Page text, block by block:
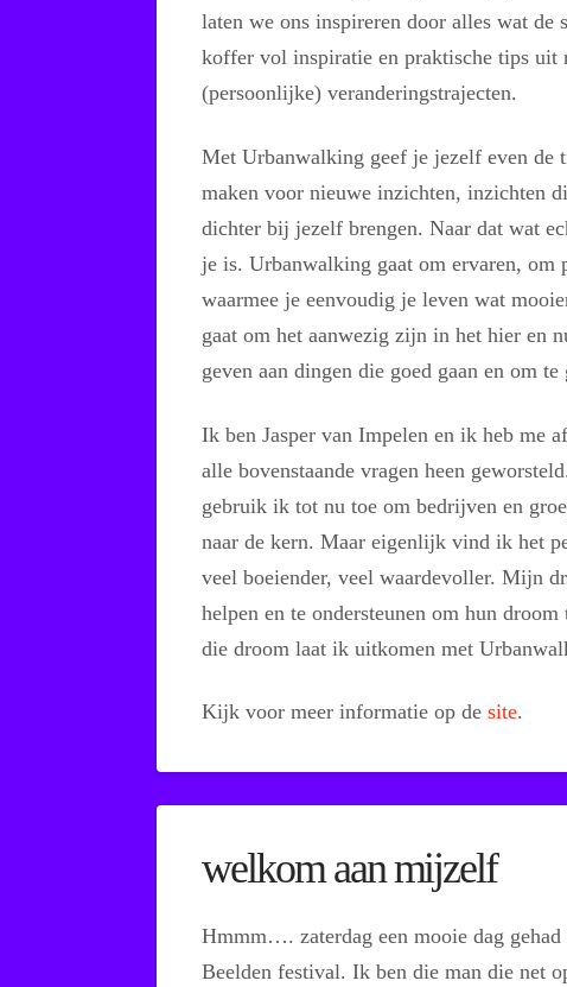
laten we ons inspireren door alles wat de
koffer vol inspiratie en praktische tips uit
(persoonlijke) veranderingstrajecten.
Met Urbanwalking geef je jezelf even de
maken voor nieuwe inzichten, inzichten
dichter bij jezelf brengen. Naar dat wat
je is. Urbanwalking gaat om ervaren, om
waarmee je eenvoudig je leven wat
gaat om het aanwezig zijn in het hier en
geven aan dingen die goed gaan en om te
Ik ben Jasper van Impelen en ik heb me
alle bovenstaande vragen heen
gebruik ik tot nu toe om bedrijven en
naar de kern. Maar eigenlijk vind ik het
veel boeiender, veel waardevoller. Mijn
helpen en te ondersteunen om hun droom
die droom laat ik uitkomen met
Kijk voor meer informatie op desite.
welkom aan mijzelf
Hmmm…. zaterdag een mooie dag
Beelden festival. Ik ben die man die net